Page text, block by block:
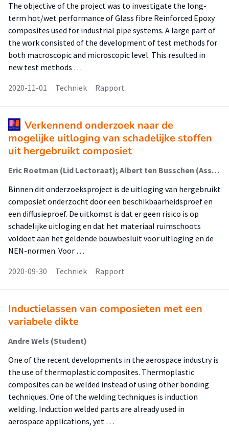
The objective of the project was to investigate the long-
term hot/wet performance of Glass fibre Reinforced Epoxy
composites used for industrial pipe systems. A large part of
the work consisted of the development of test methods for
both macroscopic and microscopic level. This resulted in
new test methods …
2020-11-01
Techniek Rapport
Verkennend onderzoek naar de
mogelijke uitloging van schadelijke stoffen
uit hergebruikt composiet
Eric Roetman (Lid Lectoraat); Albert ten Busschen (Associate Lector)
Binnen dit onderzoeksproject is de uitloging van hergebruikt
composiet onderzocht door een beschikbaarheidsproef en
een diffusieproef. De uitkomst is dat er geen risico is op
schadelijke uitloging en dat het materiaal ruimschoots
voldoet aan het geldende bouwbesluit voor uitloging en de
NEN-normen. Voor …
2020-09-30
Techniek Rapport
Inductielassen van composieten met een
variabele dikte
Andre Wels (Student)
One of the recent developments in the aerospace industry is
the use of thermoplastic composites. Thermoplastic
composites can be welded instead of using other bonding
techniques. One of the welding techniques is induction
welding. Induction welded parts are already used in
aerospace applications, yet …